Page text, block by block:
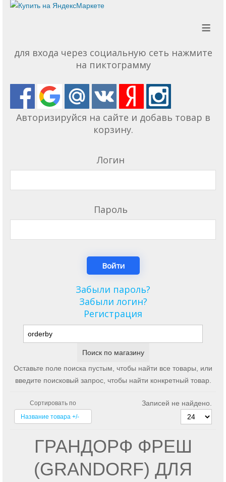
≡
для входа через социальную сеть нажмите
на пиктограмму
Авторизируйся на сайте и добавь товар в
корзину.
Логин
Пароль
Забыли пароль?
Забыли логин?
Регистрация
Оставьте поле поиска пустым, чтобы найти все товары, или
введите поисковый запрос, чтобы найти конкретный товар.
Сортировать по
Название товара +/-
Записей не найдено.
ГРАНДОРФ ФРЕШ
(GRANDORF) ДЛЯ